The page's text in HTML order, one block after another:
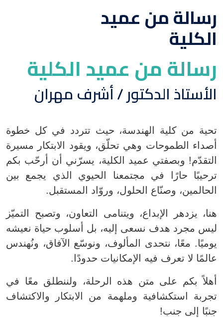
رسالة من عميد
الكلية
رسالة من عميد الكلية
الأستاذ الدكتور / أشرف مهران
تحية من كلية الهندسة، حيث تتردد في كل خطوة
أصداء الطموحات وهي تحلّق، ويقود الابتكار مسيرة
التقدّم! وبصفتي عميد الكلية، يسرّني أن أرحّب بكم
ترحيبًا حارًا في مجتمعنا الحيوي الذي يجمع بين
الحالمين، وصنّاع الحلول، وروّاد المستقبل.
هنا، يزدهر الإبداع، ويتنامى التعاون، وتصبح التميّز
ليس مجرد هدف نسعى إليه، بل أسلوب حياة نعيشه
يوميًا. معًا، نتحدى المألوف، ونوسّع الآفاق، ونُهندس
عالمًا لا تعرف فيه الإمكانيات حدودًا.
أهلاً بكم على متن هذه الرحلة، ولننطلق معًا في
تجربة استكشافية وملهمة من الابتكار والاكتشاف
جنبًا إلى جنب!